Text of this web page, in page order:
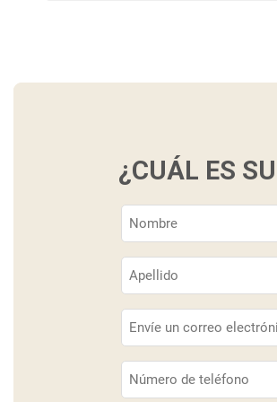
¿CUÁL ES
Nombre
Apellido
Correo
electrónico
(Obligatorio)
Teléfono